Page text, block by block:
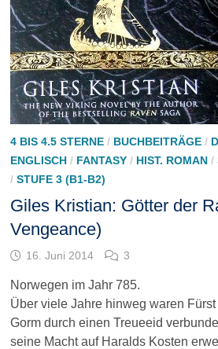
4 BIS 4.5 STERNE/ BUCHBEITRÄGE/
ENGLISCH/ FANTASY/ HIST. ROMAN/
/ STUFE 3 (B1-B2)
Giles Kristian: Götter der
Vengeance)
16. Juni 2014 3
Norwegen im Jahr 785.
Über viele Jahre hinweg waren
Gorm durch einen Treueeid
seine Macht auf Haralds Kosten